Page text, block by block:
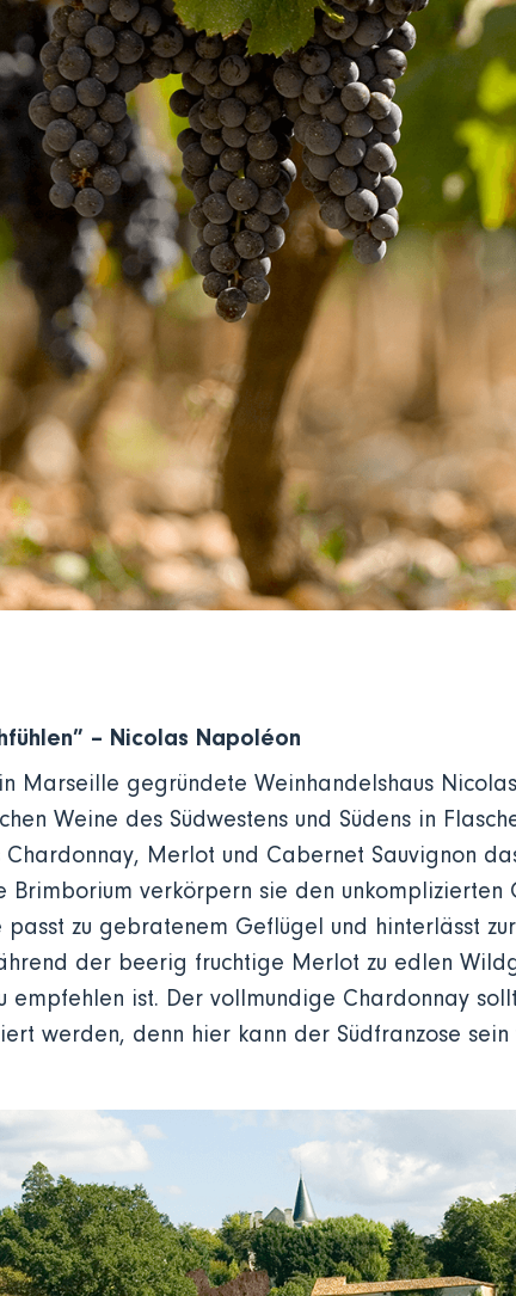
– Nicolas Napoléon
Marseille gegründete Weinhandelshaus
Weine des Südwestens und Südens in
Merlot und Cabernet Sauvignon
Brimborium verkörpern sie den unkomplizierten
passt zu gebratenem Geflügel und hinterlässt
der beerig fruchtige Merlot zu edlen
empfehlen ist. Der vollmundige Chardonnay
werden, denn hier kann der Südfranzose